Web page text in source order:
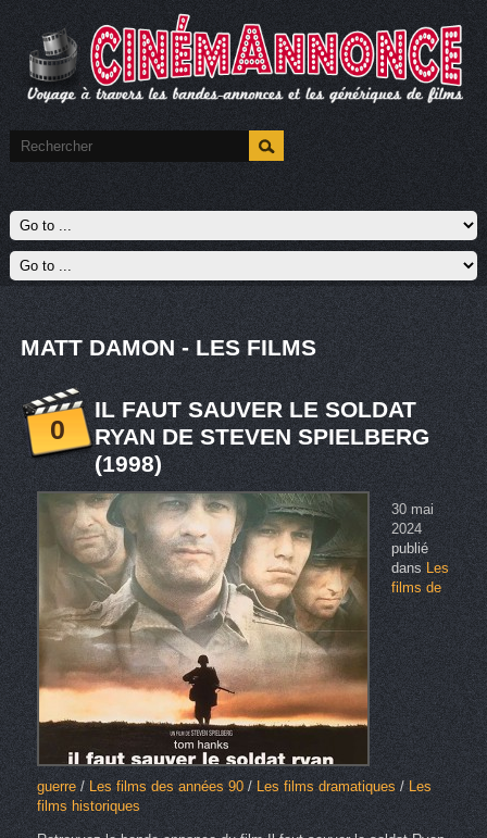
MATT DAMON - LES FILMS
0
IL FAUT SAUVER LE SOLDAT
RYAN DE STEVEN SPIELBERG
(1998)
30 mai
2024
publié
dansLes
films de
guerre/ Les films des années 90/Les films dramatiques/Les
films historiques